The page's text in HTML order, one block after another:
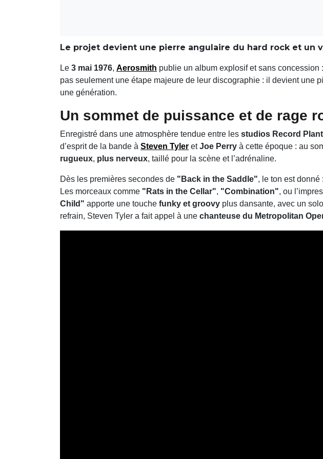
Le projet devient une pierre angulaire du hard rock et
Le 3 mai 1976, Aerosmith publie un album explosif et sans concession :
pas seulement une étape majeure de leur discographie : il devient une
une génération.
Un sommet de puissance et de rage
Enregistré dans une atmosphère tendue entre les studios Record
d’esprit de la bande à Steven Tyler etJoe Perry à cette époque : au
rugueux, plus nerveux, taillé pour la scène et l’adrénaline.
Dès les premières secondes de "Back in the Saddle", le ton est
Les morceaux comme "Rats in the Cellar", "Combination", ou
Child" apporte une touche funky et groovy plus dansante, avec un
refrain, Steven Tyler a fait appel à une chanteuse du Metropolitan